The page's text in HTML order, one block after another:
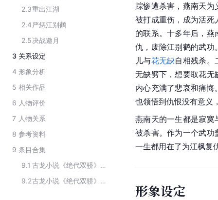
2.3重出江湖
2.4严惩江别鹤
2.5决战邀月
3 关系设定
4 形象分析
5 相关作品
6 人物评价
7 人物关系
8 参考资料
9 条目合集
9.1
古龙小说《绝代双骄》及其衍生作品的主要角色
9.2
古龙小说《绝代双骄》中的主要人物
踪惨遭杀害，燕南天
被打成重伤，成为活死
的联系。十多年后，
仇，废除江别鹤的武功
儿与花无缺自相残杀。
无缺劈下，想要取花无
内心充满了悲哀和痛
也领悟到仇恨没有意义
燕南天的一生都是寂寞
被杀害。作为一个武功
一生都用在了为江枫复
形象设定